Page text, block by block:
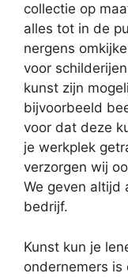
collectie op
alles tot in de
nergens
voor
kunst zijn
bijvoorbeeld
voor dat deze
je werkplek
verzorgen wij
We geven altijd
bedrijf.
Kunst kun je
ondernemers